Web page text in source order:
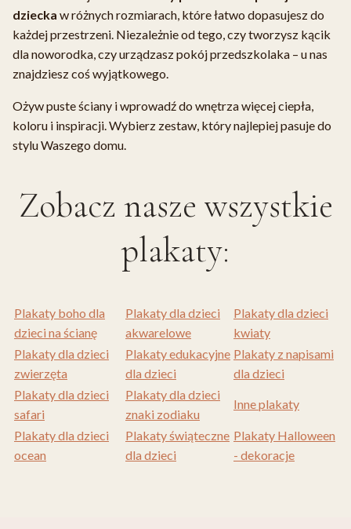
dziecka w różnych rozmiarach, które łatwo dopasujesz do
każdej przestrzeni. Niezależnie od tego, czy tworzysz kącik
dla noworodka, czy urządzasz pokój przedszkolaka – u nas
znajdziesz coś wyjątkowego.
Ożyw puste ściany i wprowadź do wnętrza więcej ciepła,
koloru i inspiracji. Wybierz zestaw, który najlepiej pasuje do
stylu Waszego domu.
Zobacz nasze wszystkie
plakaty:
Plakaty boho dla
dzieci na ścianę
Plakaty dla dzieci
akwarelowe
Plakaty dla dzieci
kwiaty
Plakaty dla dzieci
zwierzęta
Plakaty edukacyjne
dla dzieci
Plakaty z napisami
dla dzieci
Plakaty dla dzieci
safari
Plakaty dla dzieci
znaki zodiaku
Inne plakaty
Plakaty dla dzieci
ocean
Plakaty świąteczne
dla dzieci
Plakaty Halloween
- dekoracje